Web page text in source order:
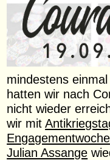
mindestens
hatten wir nach
nicht wieder
wir mit
Engagementwoche
Julian Assange